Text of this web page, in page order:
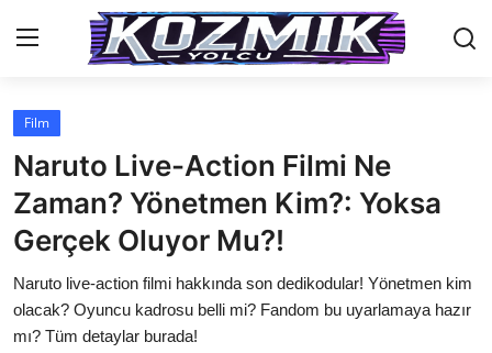
Anasayfa
İletişim
Genel
Anime Önerileri
Kore Dünyası
Film
Naruto Live-Action Filmi Ne
Zaman? Yönetmen Kim?: Yoksa
Gerçek Oluyor Mu?!
Naruto live-action filmi hakkında son dedikodular! Yönetmen kim
olacak? Oyuncu kadrosu belli mi? Fandom bu uyarlamaya hazır
mı? Tüm detaylar burada!